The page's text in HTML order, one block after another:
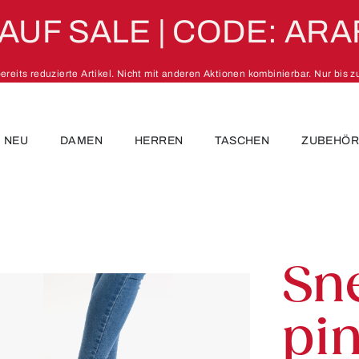
SALE | CODE:
reduzierte Artikel. Nicht mit anderen Aktionen kombinierbar. Nur bis
NEU DAMEN HERREN TASCHEN ZUBEHÖR